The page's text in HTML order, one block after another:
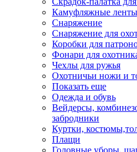
Камуфляжные
Снаряжение
Снаряжение для
Коробки для
Фонари для
Чехлы для ружья
Охотничьи ножи и
Показать еще
Одежда и обувь
Вейдерсы,
забродники
Куртки,
Плащи
Головные уборы,